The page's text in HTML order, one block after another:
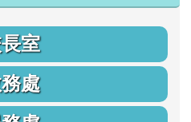
室
處